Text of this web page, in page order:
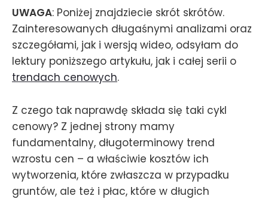
UWAGA: Poniżej znajdziecie skrót skrótów.
Zainteresowanych długaśnymi analizami oraz
szczegółami, jak i wersją wideo, odsyłam do
lektury poniższego artykułu, jak i całej serii o
trendach cenowych.
Z czego tak naprawdę składa się taki cykl
cenowy? Z jednej strony mamy
fundamentalny, długoterminowy trend
wzrostu cen – a właściwie kosztów ich
wytworzenia, które zwłaszcza w przypadku
gruntów, ale też i płac, które w długich